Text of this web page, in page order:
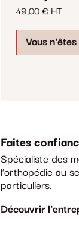
49,00 € HT
Vous
Faites
Spécialiste des
l’orthopédie au
particuliers.
Découvrir